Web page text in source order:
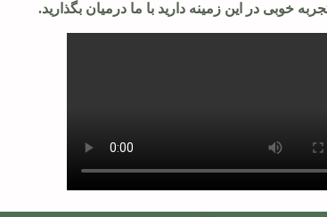
خوبی در این زمینه دارید با ما درمیان بگذارید.